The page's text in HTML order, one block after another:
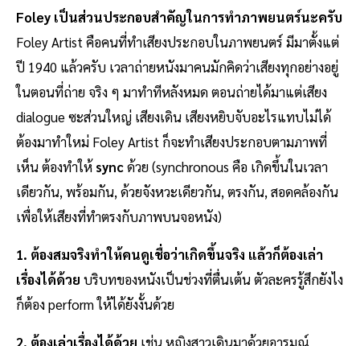
Foley เป็นส่วนประกอบสำคัญในการทำภาพยนตร์นะครับ
Foley Artist คือคนที่ทำเสียงประกอบในภาพยนตร์ มีมาตั้งแต่
ปี 1940 แล้วครับ เวลาถ่ายหนังมาคนมักคิดว่าเสียงทุกอย่างอยู่
ในตอนที่ถ่าย จริง ๆ มาทำทีหลังหมด ตอนถ่ายได้มาแต่เสียง
dialogue ซะส่วนใหญ่ เสียงเดิน เสียงหยิบจับอะไรแทบไม่ได้
ต้องมาทำใหม่ Foley Artist ก็จะทำเสียงประกอบตามภาพที่
เห็น ต้องทำให้ syncด้วย (synchronous คือ เกิดขึ้นในเวลา
เดียวกัน, พร้อมกัน, ด้วยจังหวะเดียวกัน, ตรงกัน, สอดคล้องกัน
เพื่อให้เสียงที่ทำตรงกับภาพบนจอหนัง)
1. ต้องสมจริงทำให้คนดูเชื่อว่าเกิดขึ้นจริง แล้วก็ต้องเล่า
เรื่องได้ด้วย บริบทของหนังเป็นช่วงที่ตื่นเต้น ตัวละครรู้สึกยังไง
ก็ต้อง perform ให้ได้ยังงั้นด้วย
2. ต้องเล่าเรื่องได้ด้วย เช่น หญิงสาวเดินมาด้วยอารมณ์